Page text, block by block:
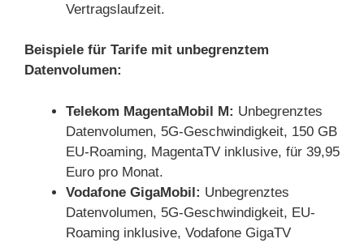
Vertragslaufzeit.
Beispiele für Tarife mit unbegrenztem
Datenvolumen:
Telekom MagentaMobil M: Unbegrenztes
Datenvolumen, 5G-Geschwindigkeit, 150 GB
EU-Roaming, MagentaTV inklusive, für 39,95
Euro pro Monat.
Vodafone GigaMobil: Unbegrenztes
Datenvolumen, 5G-Geschwindigkeit, EU-
Roaming inklusive, Vodafone GigaTV